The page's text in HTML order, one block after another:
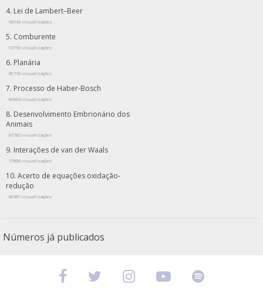
Lei de Lambert–Beer
96943 visualizações
Comburente
93750 visualizações
Planária
89710 visualizações
Processo de Haber-Bosch
89003 visualizações
Desenvolvimento Embrionário dos
Animais
87782 visualizações
Interações de van der Waals
77808 visualizações
Acerto de equações oxidação-
redução
66387 visualizações
Números já publicados